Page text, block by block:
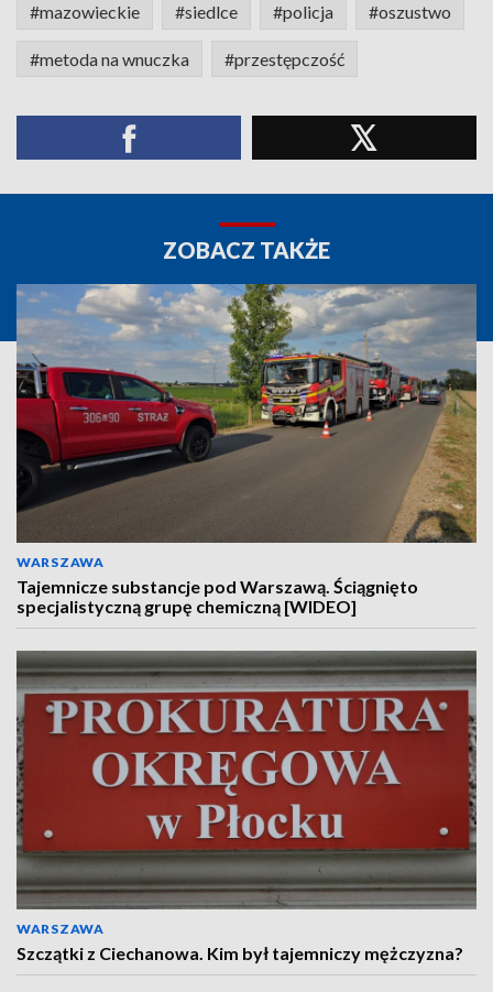
#mazowieckie #siedlce #policja #oszustwo
#metoda na wnuczka #przestępczość
ZOBACZ TAKŻE
WARSZAWA
Tajemnicze substancje pod Warszawą. Ściągnięto
specjalistyczną grupę chemiczną [WIDEO]
WARSZAWA
Szczątki z Ciechanowa. Kim był tajemniczy mężczyzna?